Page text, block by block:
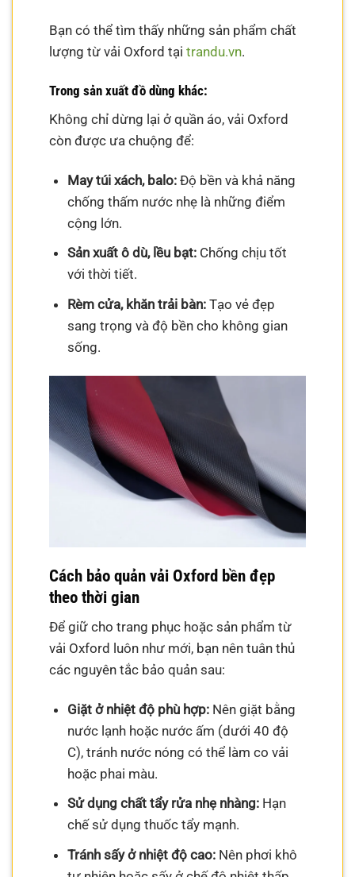
Bạn có thể tìm thấy những sản phẩm chất
lượng từ vải Oxford tạitrandu.vn.
Trong sản xuất đồ dùng khác:
Không chỉ dừng lại ở quần áo, vải Oxford
còn được ưa chuộng để:
May túi xách, balo:Độ bền và khả năng
chống thấm nước nhẹ là những điểm
cộng lớn.
Sản xuất ô dù, lều bạt:Chống chịu tốt
với thời tiết.
Rèm cửa, khăn trải bàn:Tạo vẻ đẹp
sang trọng và độ bền cho không gian
sống.
Cách bảo quản vải Oxford bền đẹp
theo thời gian
Để giữ cho trang phục hoặc sản phẩm từ
vải Oxford luôn như mới, bạn nên tuân thủ
các nguyên tắc bảo quản sau:
Giặt ở nhiệt độ phù hợp:Nên giặt bằng
nước lạnh hoặc nước ấm (dưới 40 độ
C), tránh nước nóng có thể làm co vải
hoặc phai màu.
Sử dụng chất tẩy rửa nhẹ nhàng:Hạn
chế sử dụng thuốc tẩy mạnh.
Tránh sấy ở nhiệt độ cao:Nên phơi khô